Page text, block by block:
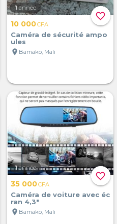
favorite_border
1 année
10 000CFA
Caméra de sécurité ampo
ules
location_on Bamako, Mali
favorite_border
1 année
35 000CFA
Caméra de voiture avec éc
ran 4,3"
location_on Bamako, Mali